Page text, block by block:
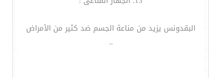
البقدونس يزيد من مناعة الجسم ضد كثير من الأمراض
..